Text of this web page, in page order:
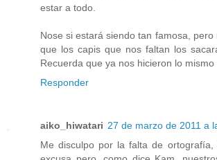
estar a todo.
Nose si estará siendo tan famosa,
que los capis que nos faltan los
Recuerda que ya nos hicieron lo mismo
Responder
aiko_hiwatari 27 de marzo de 2011 a
Me disculpo por la falta de